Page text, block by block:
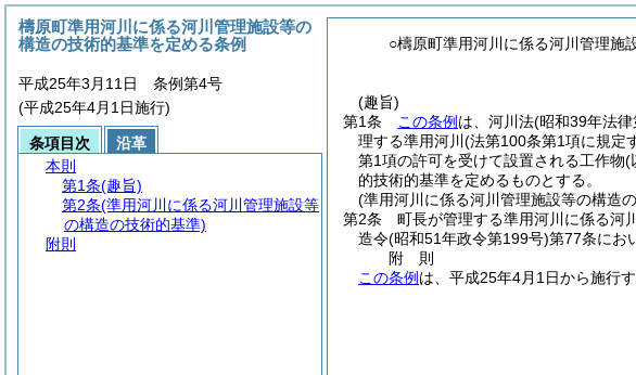
○檮原町準用河川に係る河川管理施
(趣旨)
第1条
この条例 は、河川法(昭和39年法
理する準用河川 (法第100条第1項に規定
第1項の許可を受けて設置される工作物(
的技術的基準を定めるものとする。
(準用河川に係る河川管理施設等の構造
第2条
町長が管理する準用河川に係る河
造令(昭和51年政令第199号)第77条にお
附 則
この条例 は、平成25年4月1日から施行す
檮原町準用河川に係る河川管理施設等の
構造の技術的基準を定める条例
平成25年3月11日 条例第4号
(平成25年4月1日施行)
条項目次
沿革
本則
第1条(趣旨)
第2条(準用河川に係る河川管理施設等
の構造の技術的基準)
附則